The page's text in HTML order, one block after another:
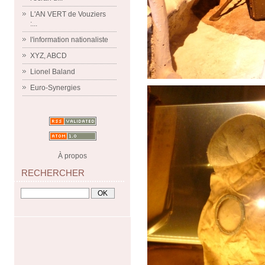
L'AN VERT de Vouziers
:...
l'information nationaliste
XYZ, ABCD
Lionel Baland
Euro-Synergies
À propos
RECHERCHER